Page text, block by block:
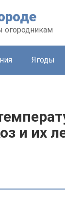
огородникам
Ягоды
и их